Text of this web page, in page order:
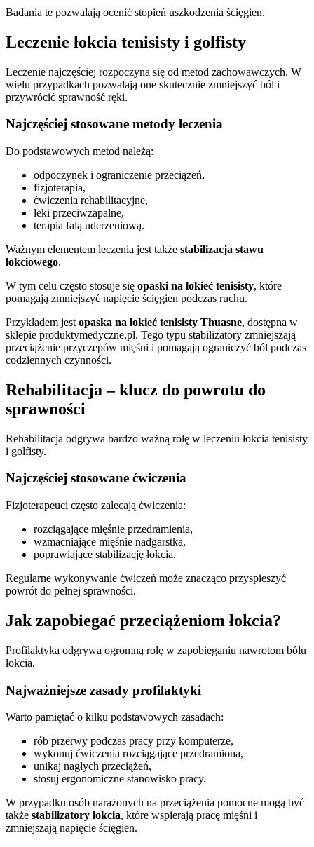
Badania te pozwalają ocenić stopień uszkodzenia ścięgien.
Leczenie łokcia tenisisty i golfisty
Leczenie najczęściej rozpoczyna się od metod zachowawczych. W
wielu przypadkach pozwalają one skutecznie zmniejszyć ból i
przywrócić sprawność ręki.
Najczęściej stosowane metody leczenia
Do podstawowych metod należą:
odpoczynek i ograniczenie przeciążeń,
fizjoterapia,
ćwiczenia rehabilitacyjne,
leki przeciwzapalne,
terapia falą uderzeniową.
Ważnym elementem leczenia jest także stabilizacja stawu
łokciowego.
W tym celu często stosuje się opaski na łokieć tenisisty, które
pomagają zmniejszyć napięcie ścięgien podczas ruchu.
Przykładem jest opaska na łokieć tenisisty Thuasne, dostępna w
sklepie produktymedyczne.pl. Tego typu stabilizatory zmniejszają
przeciążenie przyczepów mięśni i pomagają ograniczyć ból podczas
codziennych czynności.
Rehabilitacja – klucz do powrotu do
sprawności
Rehabilitacja odgrywa bardzo ważną rolę w leczeniu łokcia tenisisty
i golfisty.
Najczęściej stosowane ćwiczenia
Fizjoterapeuci często zalecają ćwiczenia:
rozciągające mięśnie przedramienia,
wzmacniające mięśnie nadgarstka,
poprawiające stabilizację łokcia.
Regularne wykonywanie ćwiczeń może znacząco przyspieszyć
powrót do pełnej sprawności.
Jak zapobiegać przeciążeniom łokcia?
Profilaktyka odgrywa ogromną rolę w zapobieganiu nawrotom bólu
łokcia.
Najważniejsze zasady profilaktyki
Warto pamiętać o kilku podstawowych zasadach:
rób przerwy podczas pracy przy komputerze,
wykonuj ćwiczenia rozciągające przedramiona,
unikaj nagłych przeciążeń,
stosuj ergonomiczne stanowisko pracy.
W przypadku osób narażonych na przeciążenia pomocne mogą być
także stabilizatory łokcia, które wspierają pracę mięśni i
zmniejszają napięcie ścięgien.